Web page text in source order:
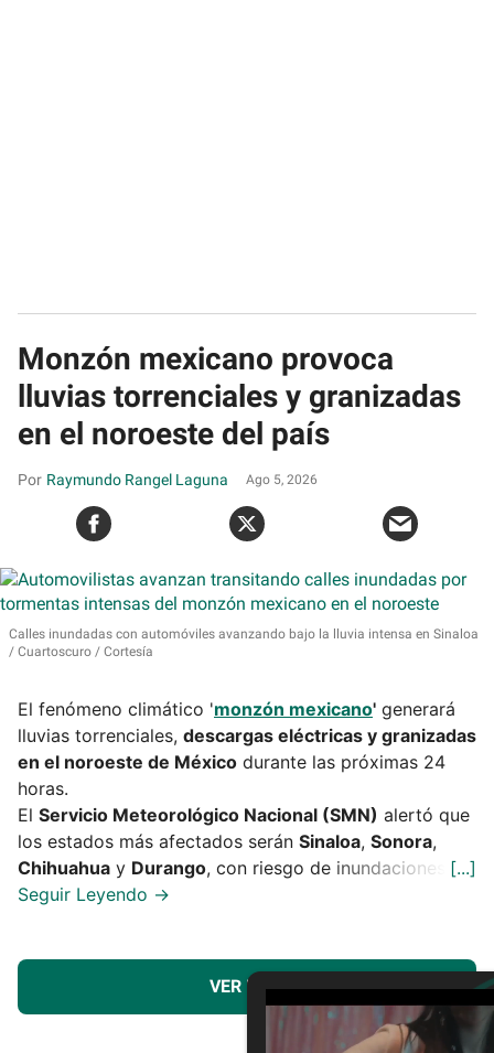
Monzón mexicano provoca
lluvias torrenciales y granizadas
en el noroeste del país
Raymundo Rangel Laguna Ago 5, 2026
Calles inundadas con automóviles avanzando bajo la lluvia intensa en Sinaloa
Cuartoscuro / Cortesía
El fenómeno climático 'monzón mexicano' generará
lluvias torrenciales, descargas eléctricas y granizadas
en el noroeste de México durante las próximas 24
horas.
El Servicio Meteorológico Nacional (SMN) alertó que
los estados más afectados serán Sinaloa, Sonora,
Chihuahua y Durango, con riesgo de inundaciones.
VER MÁS